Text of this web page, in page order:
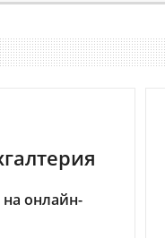
онлайн-